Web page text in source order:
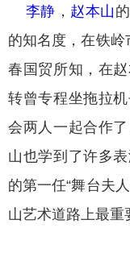
李静 ， 赵本山
的知名度，在铁岭
春国贸所知，在
转曾专程坐拖拉
会两人一起合作
山也学到了许多
的第一任“舞台夫
山艺术道路上最重